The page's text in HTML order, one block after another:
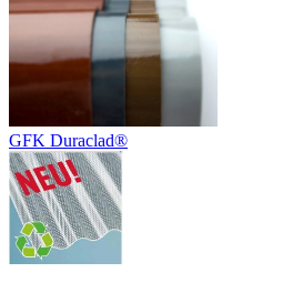
GFK Duraclad®